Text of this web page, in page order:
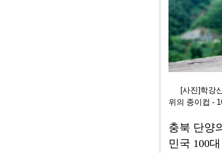
[사진]학강산
위의 종이컵 -
충북 단양
민국 100